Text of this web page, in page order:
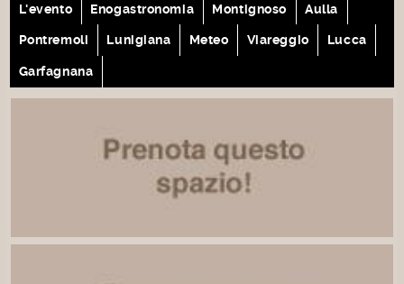
L'evento Enogastronomia Montignoso Aulla
Pontremoli Lunigiana Meteo Viareggio Lucca
Garfagnana